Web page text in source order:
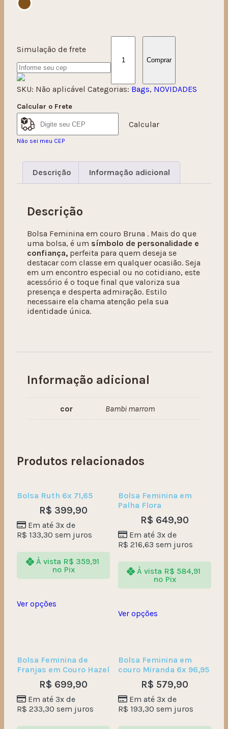
Simulação de frete
Comprar
SKU: Não aplicável Categorias: Bags, NOVIDADES
Calcular o Frete
Calcular
Não sei meu CEP
Descrição Informação adicional
Descrição
Bolsa Feminina em couro Bruna . Mais do que
uma bolsa, é um símbolo de personalidade e
confiança, perfeita para quem deseja se
destacar com classe em qualquer ocasião. Seja
em um encontro especial ou no cotidiano, este
acessório é o toque final que valoriza sua
presença e desperta admiração. Estilo
necessaire ela chama atenção pela sua
identidade única.
Informação adicional
cor Bambi marrom
Produtos relacionados
Bolsa Ruth 6x 71,65
R$ 399,90
Em até 3x de
R$ 133,30 sem juros
À vista R$ 359,91
no Pix
Ver opções
Bolsa Feminina em
Palha Flora
R$ 649,90
Em até 3x de
R$ 216,63 sem juros
À vista R$ 584,91
no Pix
Ver opções
Bolsa Feminina de
Franjas em Couro Hazel
R$ 699,90
Em até 3x de
R$ 233,30 sem juros
Bolsa Feminina em
couro Miranda 6x 96,95
R$ 579,90
Em até 3x de
R$ 193,30 sem juros